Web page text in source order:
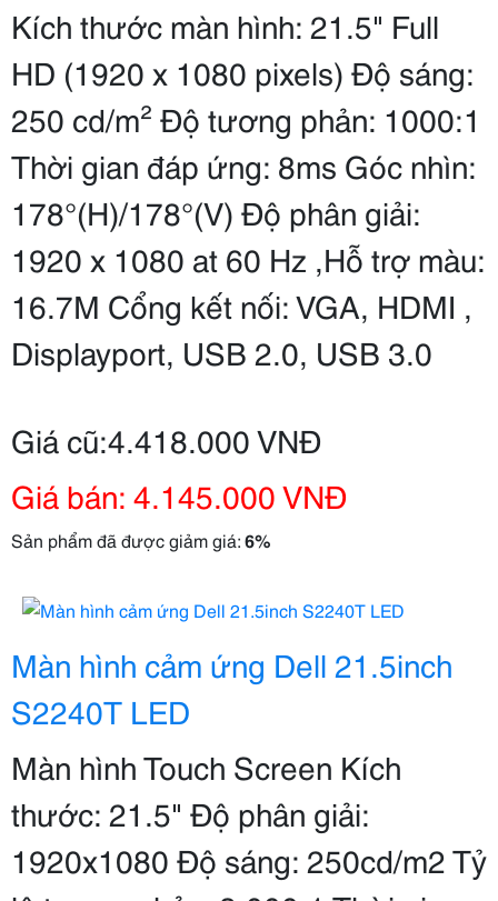
Kích thước màn hình: 21.5" Full
HD (1920 x 1080 pixels) Độ sáng:
250 cd/m² Độ tương phản: 1000:1
Thời gian đáp ứng: 8ms Góc nhìn:
178°(H)/178°(V) Độ phân giải:
1920 x 1080 at 60 Hz ,Hỗ trợ màu:
16.7M Cổng kết nối: VGA, HDMI ,
Displayport, USB 2.0, USB 3.0
Giá cũ:4.418.000 VNĐ
Giá bán: 4.145.000 VNĐ
Sản phẩm đã được giảm giá:6%
Màn hình cảm ứng Dell 21.5inch
S2240T LED
Màn hình Touch Screen Kích
thước: 21.5" Độ phân giải:
1920x1080 Độ sáng: 250cd/m2 Tỷ